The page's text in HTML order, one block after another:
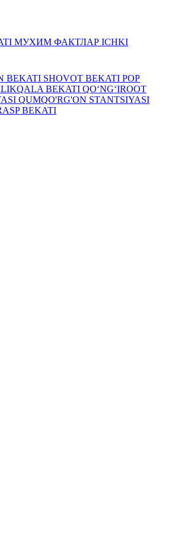
МУХИМ ФАКТЛАР ICHKI
BEKATI SHOVOT BEKATI POP
BEKATI QO‘NG‘IROOT
QUMQO'RG'ON STANTSIYASI
BEKATI